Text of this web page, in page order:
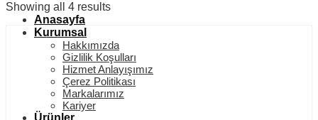
Anasayfa
Kurumsal
Hakkımızda
Gizlilik Koşulları
Hizmet Anlayışımız
Çerez Politikası
Markalarımız
Kariyer
Ürünler
Showing all 4 results